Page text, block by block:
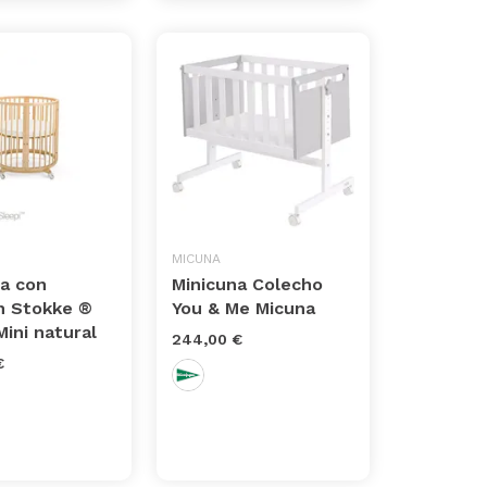
con
Stokke ®
natural
MICUNA
Minicuna Colecho
You & Me Micuna
244,00 €